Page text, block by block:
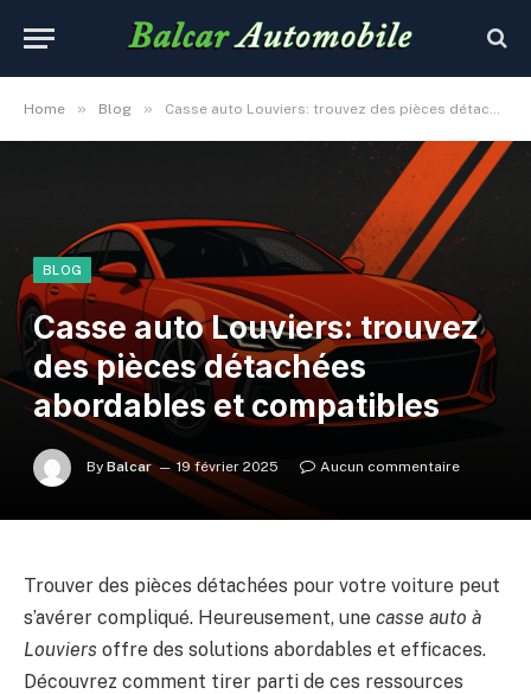
Home » Blog » Casse auto Louviers: trouvez des pièces détachées abordables et compatibles
BLOG
Casse auto Louviers: trouvez
des pièces détachées
abordables et compatibles
By Balcar 19 février 2025 Aucun commentaire
Trouver des pièces détachées pour votre voiture peut
s’avérer compliqué. Heureusement, une casse auto à
Louviers offre des solutions abordables et efficaces.
Découvrez comment tirer parti de ces ressources